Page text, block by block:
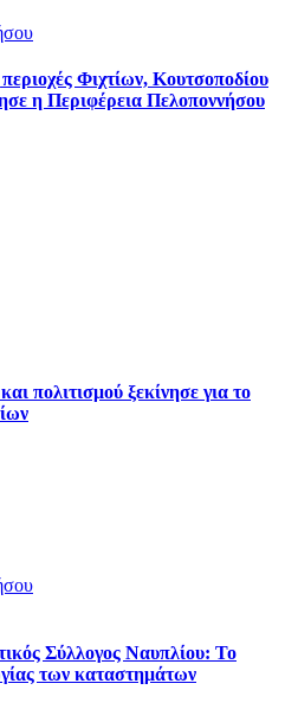
Φιχτίων, Κουτσοποδίου
η Περιφέρεια Πελοποννήσου
πολιτισμού ξεκίνησε για το
Σύλλογος Ναυπλίου: Το
των καταστημάτων